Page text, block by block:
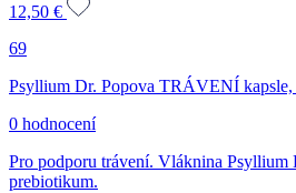
12,50 €
69
Psyllium Dr. Popova TRÁVENÍ kapsle,
0 hodnocení
Pro podporu trávení. Vláknina Psyllium
prebiotikum.